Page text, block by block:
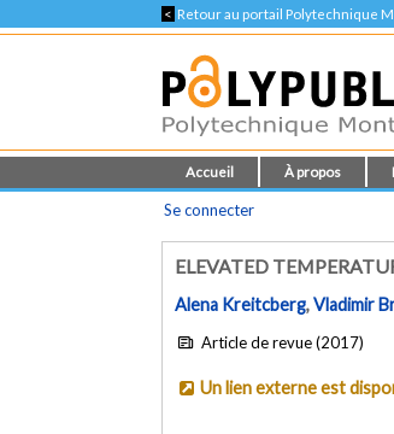
< Retour au portail Polytechnique
Accueil À propos
Se connecter
ELEVATED
Alena Kreitcberg,Vladimir
Article de revue (2017)
Un lien externe est